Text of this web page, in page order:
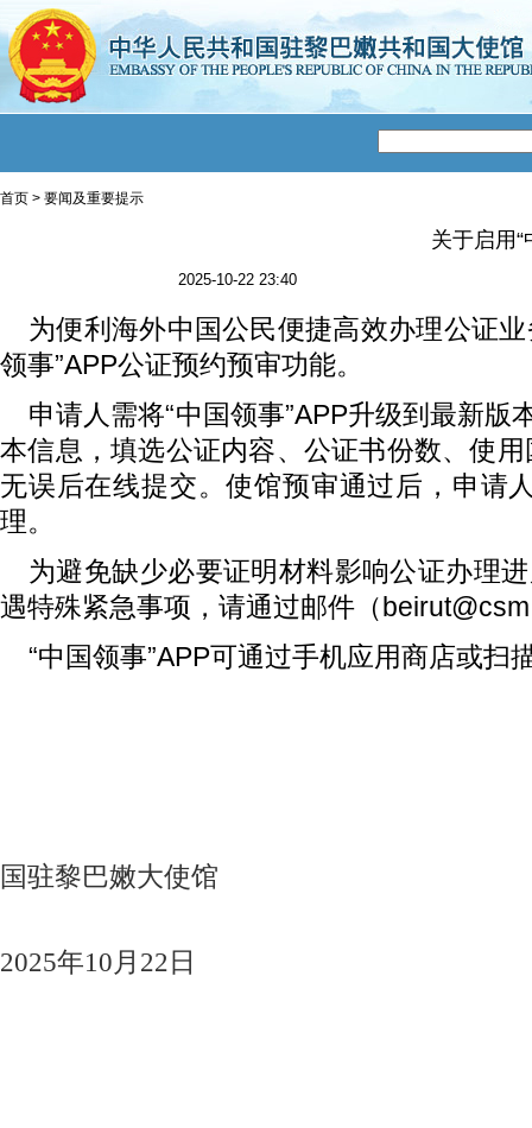
首页 > 要闻及重要提示
关于启用
2025-10-22 23:40
为便利海外中国公民便捷高效办理公证
领事”APP公证预约预审功能。
申请人需将“中国领事”APP升级到最新
本信息，填选公证内容、公证书份数、使
无误后在线提交。使馆预审通过后，申请
理。
为避免缺少必要证明材料影响公证办理
遇特殊紧急事项，请通过邮件（
“中国领事”APP可通过手机应用商店或扫
国驻黎巴嫩大使馆
2025年10月 22日